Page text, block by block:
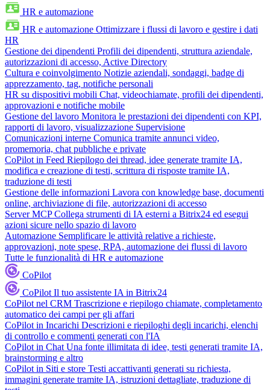
HR e automazione
HR e automazione Ottimizzare i flussi di lavoro e gestire i dati
HR
Gestione dei dipendenti Profili dei dipendenti, struttura aziendale,
autorizzazioni di accesso, Active Directory
Cultura e coinvolgimento Notizie aziendali, sondaggi, badge di
apprezzamento, tag, notifiche personali
HR su dispositivi mobili Chat, videochiamate, profili dei dipendenti,
approvazioni e notifiche mobile
Gestione del lavoro Monitora le prestazioni dei dipendenti con KPI,
rapporti di lavoro, visualizzazione Supervisione
Comunicazioni interne Comunica tramite annunci video,
promemoria, chat pubbliche e private
CoPilot in Feed Riepilogo dei thread, idee generate tramite IA,
modifica e creazione di testi, scrittura di risposte tramite IA,
traduzione di testi
Gestione delle informazioni Lavora con knowledge base, documenti
online, archiviazione di file, autorizzazioni di accesso
Server MCP Collega strumenti di IA esterni a Bitrix24 ed esegui
azioni sicure nello spazio di lavoro
Automazione Semplificare le attività relative a richieste,
approvazioni, note spese, RPA, automazione dei flussi di lavoro
Tutte le funzionalità di HR e automazione
CoPilot
CoPilot Il tuo assistente IA in Bitrix24
CoPilot nel CRM Trascrizione e riepilogo chiamate, completamento
automatico dei campi per gli affari
CoPilot in Incarichi Descrizioni e riepiloghi degli incarichi, elenchi
di controllo e commenti generati con l'IA
CoPilot in Chat Una fonte illimitata di idee, testi generati tramite IA,
brainstorming e altro
CoPilot in Siti e store Testi accattivanti generati su richiesta,
immagini generate tramite IA, istruzioni dettagliate, traduzione di